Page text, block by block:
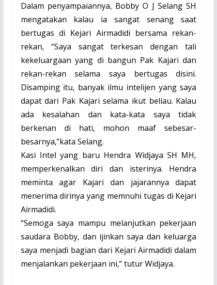
Dalam penyampaiannya, Bobby O J Selang SH
mengatakan kalau ia sangat senang saat
bertugas di Kejari Airmadidi bersama rekan-
rekan, “Saya sangat terkesan dengan tali
kekeluargaan yang di bangun Pak Kajari dan
rekan-rekan selama saya bertugas disini.
Disamping itu, banyak ilmu intelijen yang saya
dapat dari Pak Kajari selama ikut beliau. Kalau
ada kesalahan dan kata-kata saya tidak
berkenan di hati, mohon maaf sebesar-
besarnya,”kata Selang.
Kasi Intel yang baru Hendra Widjaya SH MH,
memperkenalkan diri dan isterinya. Hendra
meminta agar Kajari dan jajarannya dapat
menerima dirinya yang memnuhi tugas di Kejari
Airmadidi.
“Semoga saya mampu melanjutkan pekerjaan
saudara Bobby, dan ijinkan saya dan keluarga
saya menjadi bagian dari Kejari Airmadidi dalam
menjalankan pekerjaan ini,” tutur Widjaya.